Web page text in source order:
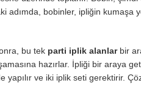
adımda, bobinler, ipliğin kumaşa
bu tek parti iplik alanlarbir
hazırlar. İpliği bir araya
ve iki iplik seti gerektirir.